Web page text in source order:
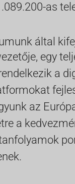
as
által
egy
a
az
a